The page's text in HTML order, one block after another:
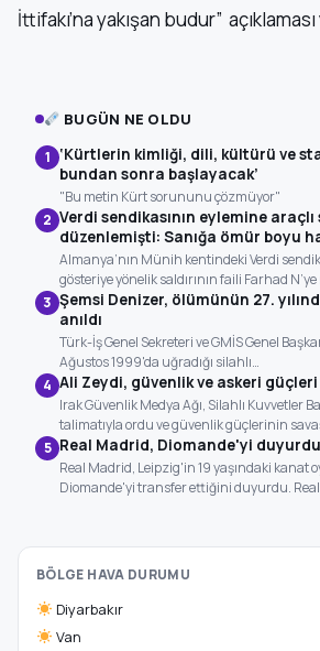
İttifakı’na yakışan budur” açıklaması
BUGÜN NE OLDU
1 ‘Kürtlerin kimliği, dili, kültürü ve
bundan sonra başlayacak’
"Bu metin Kürt sorununu çözmüyor"
2 Verdi sendikasının eylemine araçlı
düzenlemişti: Sanığa ömür boyu
Almanya’nın Münih kentindeki Verdi
gösteriye yönelik saldırının faili Farhad
3 Şemsi Denizer, ölümünün 27.
anıldı
Türk-İş Genel Sekreteri ve GMİS Genel
Ağustos 1999'da uğradığı silahlı…
4 Ali Zeydi, güvenlik ve askeri
Irak Güvenlik Medya Ağı, Silahlı Kuvvetler
talimatıyla ordu ve güvenlik güçlerinin
5 Real Madrid, Diomande'yi duyurdu
Real Madrid, Leipzig'in 19 yaşındaki kanat
Diomande'yi transfer ettiğini duyurdu.
BÖLGE HAVA DURUMU
Diyarbakır
Van